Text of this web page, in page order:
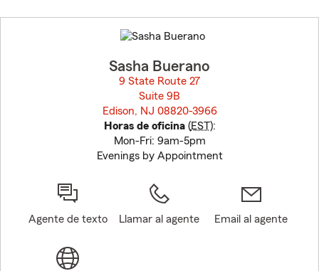
to
before
Sasha Buerano
9 State Route 27
Suite 9B
Edison, NJ 08820-3966
Horas de oficina(EST):
Mon-Fri: 9am-5pm
Evenings by Appointment
Agente de texto Llamar al agente Email al agente